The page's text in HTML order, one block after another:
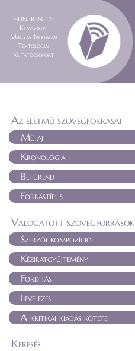
HUN–REN–DE
Klasszikus
Magyar Irodalmi
Textológiai
Kutatócsoport
Az életmű szövegforrásai
Műfaj
Kronológia
Betűrend
Forrástípus
Válogatott szövegforrások
Szerzői kompozíció
Kéziratgyűjtemény
Fordítás
Levelezés
A kritikai kiadás kötetei
Keresés